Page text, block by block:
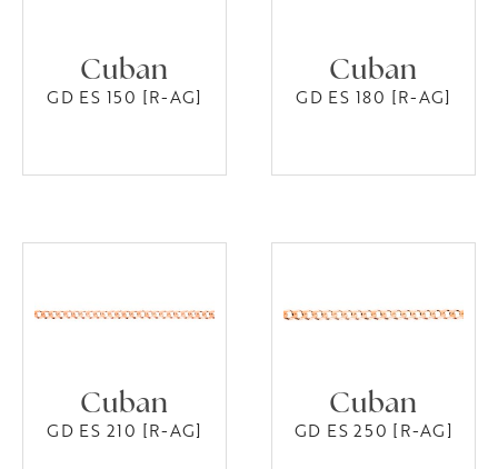
Cuban
GD ES 150 [R-AG]
Cuban
GD ES 180 [R-AG]
Cuban
GD ES 210 [R-AG]
Cuban
GD ES 250 [R-AG]